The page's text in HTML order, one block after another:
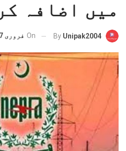
میں اضافہ
By Unipak2004
On فروری 17, 2025